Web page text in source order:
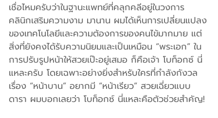
เชื่อไหมครับว่าในฐานะแพทย์ที่คลุกคลีอยู่ในวงการ
คลินิกเสริมความงาม มานาน ผมได้เห็นการเปลี่ยนแปลง
ของเทคโนโลยีและความต้องการของคนไข้มากมาย แต่
สิ่งที่ยังคงได้รับความนิยมและเป็นเหมือน “พระเอก” ใน
การปรับรูปหน้าให้สวยเป๊ะอยู่เสมอ ก็คือเจ้า โบท็อกซ์ นี่
แหละครับ โดยเฉพาะอย่างยิ่งสำหรับใครที่กำลังกังวล
เรื่อง “หน้าบาน” อยากมี “หน้าเรียว” สวยเฉี่ยวแบบ
ดารา ผมบอกเลยว่า โบท็อกซ์ นี่แหละคือตัวช่วยสำคัญ!